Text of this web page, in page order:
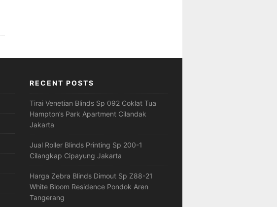
RECENT POSTS
Tirai Venetian Blinds Sp 092 Coklat Tua
Hampton’s Park Apartment Cilandak
Jakarta
Jual Roller Blinds Printing Sp 200-1
Cilangkap Cipayung Jakarta
Harga Zebra Blinds Dimout Sp Z88-21
White Bloom Residence Pondok Aren
Tangerang